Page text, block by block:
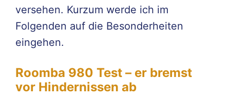
versehen. Kurzum werde ich im
Folgenden auf die Besonderheiten
eingehen.
Roomba 980 Test – er bremst
vor Hindernissen ab